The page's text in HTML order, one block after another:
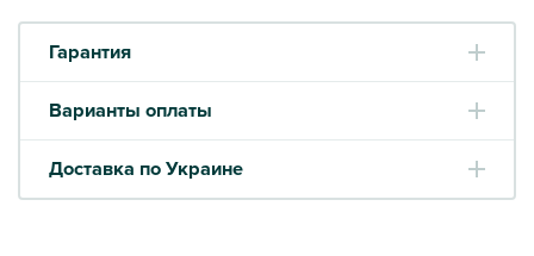
Гарантия
Варианты оплаты
Доставка по Украине